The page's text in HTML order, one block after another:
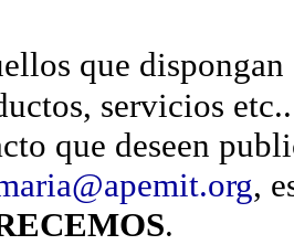
que
servicios
que deseen
,
.